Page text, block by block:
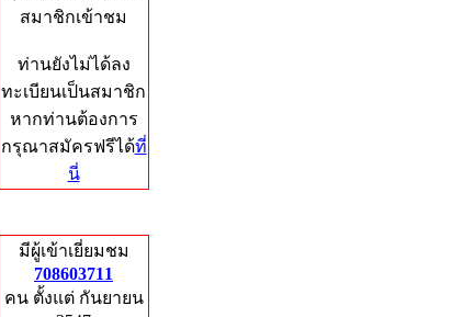
สมาชิกเข้าชม
ท่านยังไม่ได้ลง
ทะเบียนเป็นสมาชิก
หากท่านต้องการ
กรุณาสมัครฟรีได้ที่
นี่
มีผู้เข้าเยี่ยมชม
708603711
คน ตั้งแต่ กันยายน